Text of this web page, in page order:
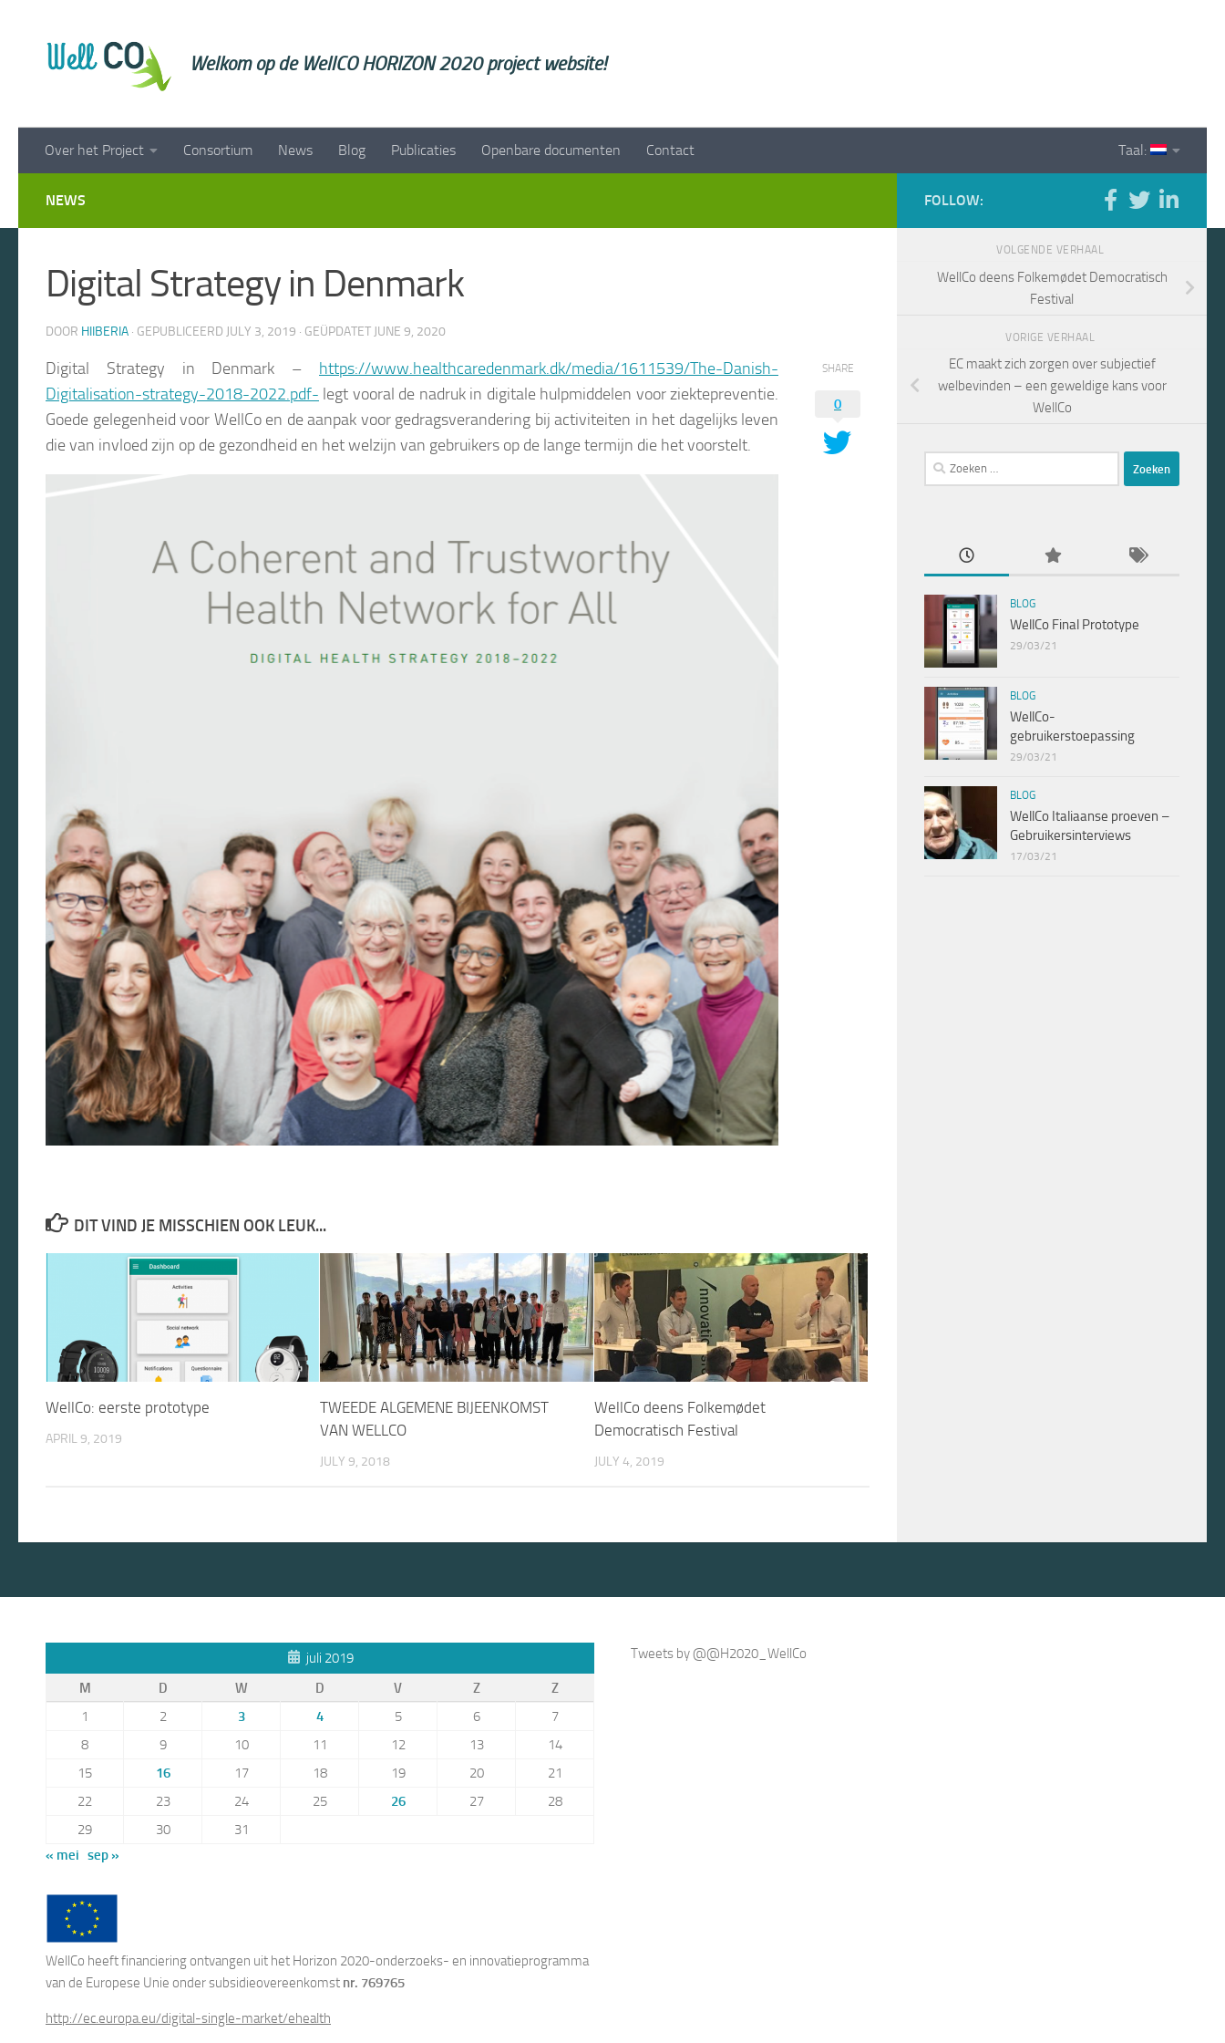
Welkom op de WellCO HORIZON 2020 project website!
Over het Project Consortium News Blog Publicaties Openbare documenten Contact Taal:
NEWS
Digital Strategy in Denmark
DOOR HIIBERIA · GEPUBLICEERD JULY 3, 2019 · GEÜPDATET JUNE 9, 2020
Digital Strategy in Denmark – https://www.healthcaredenmark.dk/media/1611539/The-Danish-
Digitalisation-strategy-2018-2022.pdf- legt vooral de nadruk in digitale hulpmiddelen voor ziektepreventie.
Goede gelegenheid voor WellCo en de aanpak voor gedragsverandering bij activiteiten in het dagelijks leven
die van invloed zijn op de gezondheid en het welzijn van gebruikers op de lange termijn die het voorstelt.
SHARE
0
DIT VIND JE MISSCHIEN OOK LEUK...
WellCo: eerste prototype
APRIL 9, 2019
TWEEDE ALGEMENE BIJEENKOMST
VAN WELLCO
JULY 9, 2018
WellCo deens Folkemødet
Democratisch Festival
JULY 4, 2019
FOLLOW:
VOLGENDE VERHAAL
WellCo deens Folkemødet Democratisch
Festival
VORIGE VERHAAL
EC maakt zich zorgen over subjectief
welbevinden – een geweldige kans voor
WellCo
Zoeken
naar:
BLOG
WellCo Final Prototype
29/03/21
BLOG
WellCo-
gebruikerstoepassing
29/03/21
BLOG
WellCo Italiaanse proeven –
Gebruikersinterviews
17/03/21
juli 2019
M
D W D V Z
Z
1
2 3 4 5 6
7
8
9 10 11 12 13
14
15
16 17 18 19 20
21
22
23 24 25 26 27
28
29
30
31
« mei sep »
WellCo heeft financiering ontvangen uit het Horizon 2020-onderzoeks- en innovatieprogramma
van de Europese Unie onder subsidieovereenkomst nr. 769765
http://ec.europa.eu/digital-single-market/ehealth
Tweets by @@H2020_WellCo